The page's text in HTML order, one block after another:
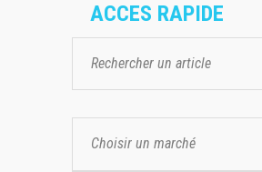
ACCES RAPIDE
Choisir un marché